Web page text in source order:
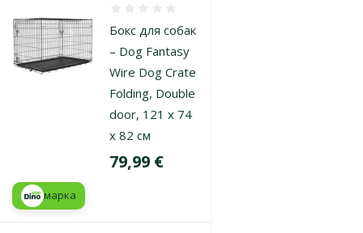
Бокс для собак
– Dog Fantasy
Wire Dog Crate
Folding, Double
door, 121 x 74
x 82 см
Цена
79,99 €
марка